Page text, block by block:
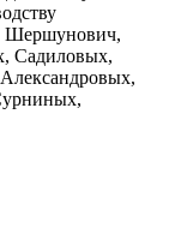
Шершунович,
Садиловых,